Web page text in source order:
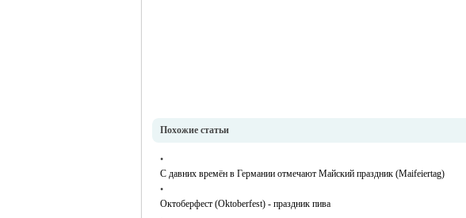
Похожие статьи
•
С давних времён в Германии отмечают Майский праздник (Maifeiertag)
•
Октоберфест (Oktoberfest) - праздник пива